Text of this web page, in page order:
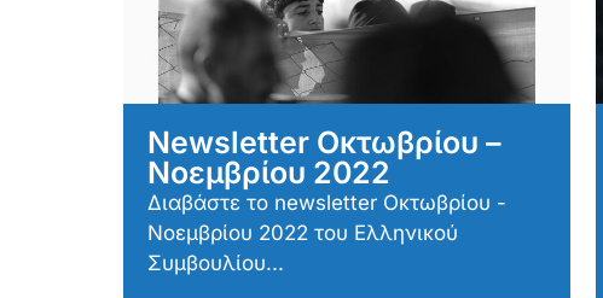
Newsletter Οκτωβρίου –
Νοεμβρίου 2022
Διαβάστε το newsletter Οκτωβρίου -
Νοεμβρίου 2022 του Ελληνικού
Συμβουλίου...